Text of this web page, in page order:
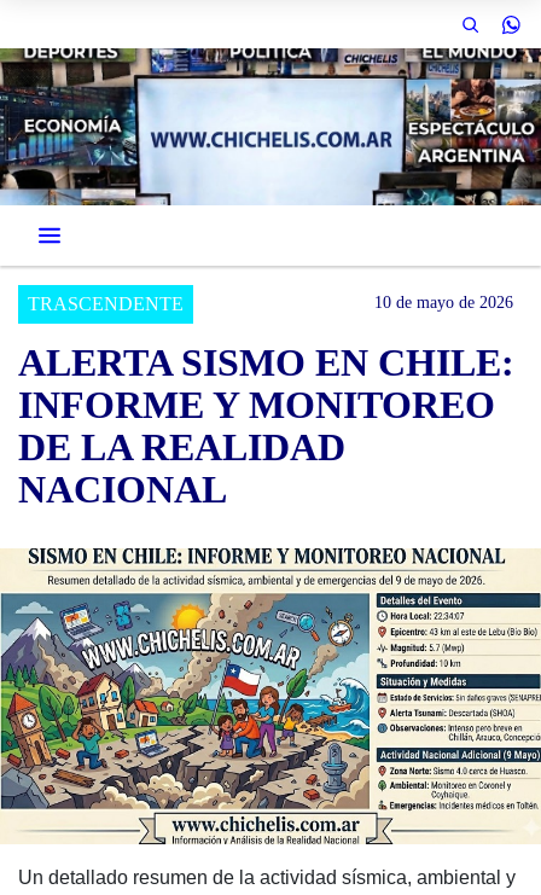
TRASCENDENTE 10 de mayo de 2026
ALERTA SISMO EN CHILE:
INFORME Y MONITOREO
DE LA REALIDAD
NACIONAL
Un detallado resumen de la actividad sísmica, ambiental y